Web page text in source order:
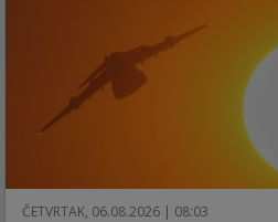
ČETVRTAK, 06.08.2026 | 08:03